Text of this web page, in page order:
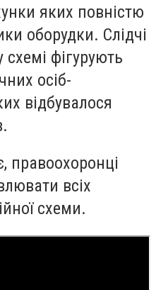
яких повністю
оборудки. Слідчі
фігурують
осіб-
відбувалося
правоохоронці
всіх
схеми.